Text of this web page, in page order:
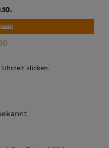
klicken.